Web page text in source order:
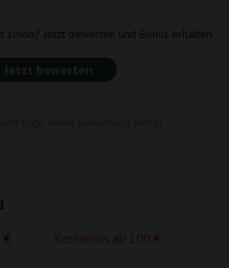
schon? Jetzt bewerten und Bonus erhalten.
Jetzt bewerten
€ Kostenlos ab 100 €